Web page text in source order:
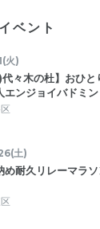
ベント
火)
代々木の杜】おひ
エンジョイバドミ
土)
め耐久リレーマラ